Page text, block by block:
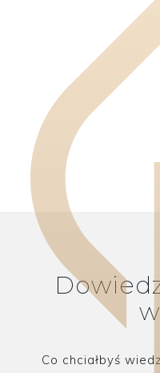
Co chciałbyś